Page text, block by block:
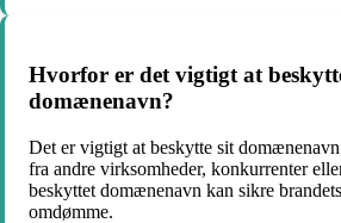
Hvorfor er det vigtigt at
domænenavn?
Det er vigtigt at beskytte sit
fra andre virksomheder, konkurrenter
beskyttet domænenavn kan sikre
omdømme.